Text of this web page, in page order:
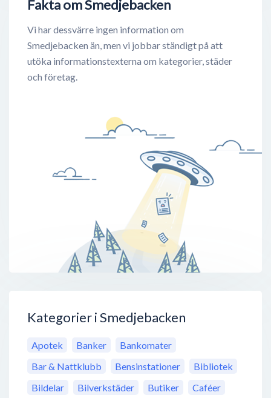
Fakta om Smedjebacken
Vi har dessvärre ingen information om
Smedjebacken än, men vi jobbar ständigt på att
utöka informationstexterna om kategorier, städer
och företag.
Kategorier i Smedjebacken
Apotek Banker
Bankomater
Bar & Nattklubb
Bensinstationer
Bibliotek
Bildelar
Bilverkstäder Butiker
Caféer